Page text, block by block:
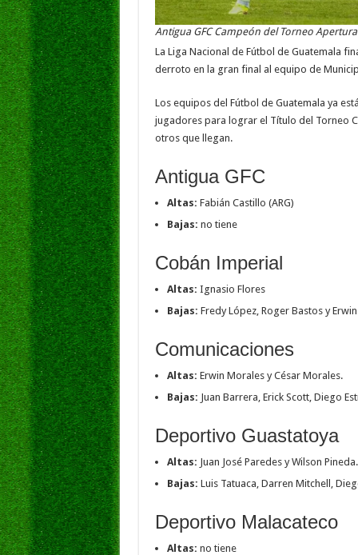
Antigua GFC Campeón del Torneo
La Liga Nacional de Fútbol de Guatemala
derroto en la gran final al equipo de
Los equipos del Fútbol de Guatemala ya
jugadores para lograr el Título del Torneo
otros que llegan.
Antigua GFC
Altas: Fabián Castillo (ARG)
Bajas: no tiene
Cobán Imperial
Altas: Ignasio Flores
Bajas: Fredy López, Roger Bastos y
Comunicaciones
Altas: Erwin Morales y César Morales.
Bajas: Juan Barrera, Erick Scott, Diego
Deportivo Guastatoya
Altas: Juan José Paredes y Wilson Pineda.
Bajas: Luis Tatuaca, Darren Mitchell,
Deportivo Malacateco
Altas: no tiene